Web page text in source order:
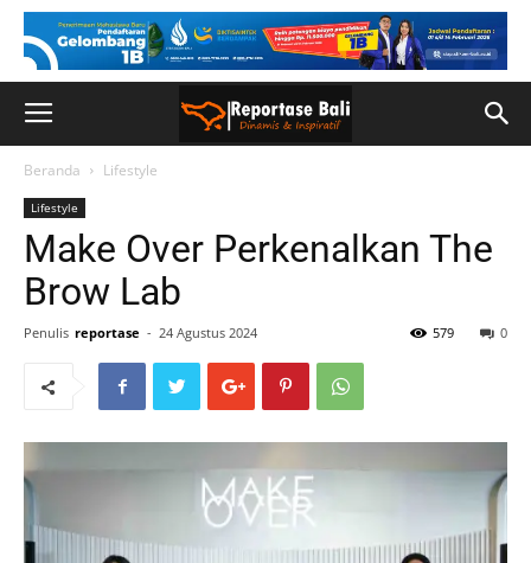
Beranda Lifestyle
Lifestyle
Make Over Perkenalkan The
Brow Lab
Penulis reportase - 24 Agustus 2024 0
579